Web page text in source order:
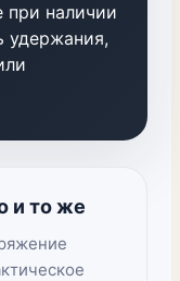
при наличии
удержания,
и то же